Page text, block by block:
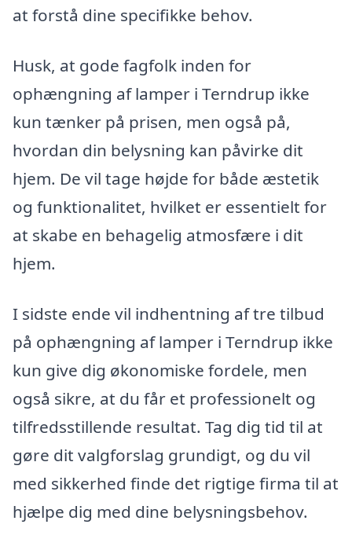
at forstå dine specifikke behov.
Husk, at gode fagfolk inden for
ophængning af lamper i Terndrup ikke
kun tænker på prisen, men også på,
hvordan din belysning kan påvirke dit
hjem. De vil tage højde for både æstetik
og funktionalitet, hvilket er essentielt for
at skabe en behagelig atmosfære i dit
hjem.
I sidste ende vil indhentning af tre tilbud
på ophængning af lamper i Terndrup ikke
kun give dig økonomiske fordele, men
også sikre, at du får et professionelt og
tilfredsstillende resultat. Tag dig tid til at
gøre dit valgforslag grundigt, og du vil
med sikkerhed finde det rigtige firma til at
hjælpe dig med dine belysningsbehov.